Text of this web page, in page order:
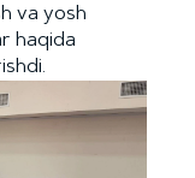
va yosh
haqida